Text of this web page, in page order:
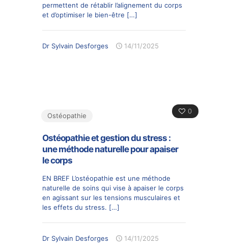
permettent de rétablir l’alignement du corps
et d’optimiser le bien-être […]
Dr Sylvain Desforges 14/11/2025
0
Ostéopathie
Ostéopathie et gestion du stress :
une méthode naturelle pour apaiser
le corps
EN BREF L’ostéopathie est une méthode
naturelle de soins qui vise à apaiser le corps
en agissant sur les tensions musculaires et
les effets du stress. […]
Dr Sylvain Desforges 14/11/2025